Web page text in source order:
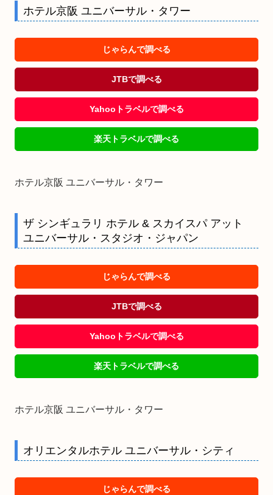
ホテル京阪 ユニバーサル・タワー
じゃらんで調べる
JTBで調べる
Yahooトラベルで調べる
楽天トラベルで調べる
ホテル京阪 ユニバーサル・タワー
ザ シンギュラリ ホテル & スカイスパ アット
ユニバーサル・スタジオ・ジャパン
じゃらんで調べる
JTBで調べる
Yahooトラベルで調べる
楽天トラベルで調べる
ホテル京阪 ユニバーサル・タワー
オリエンタルホテル ユニバーサル・シティ
じゃらんで調べる